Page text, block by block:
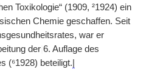
Toxikologie“ (1909, ²1924) ein
Chemie geschaffen. Seit
war er
der 6. Auflage des
(⁶1928) beteiligt.